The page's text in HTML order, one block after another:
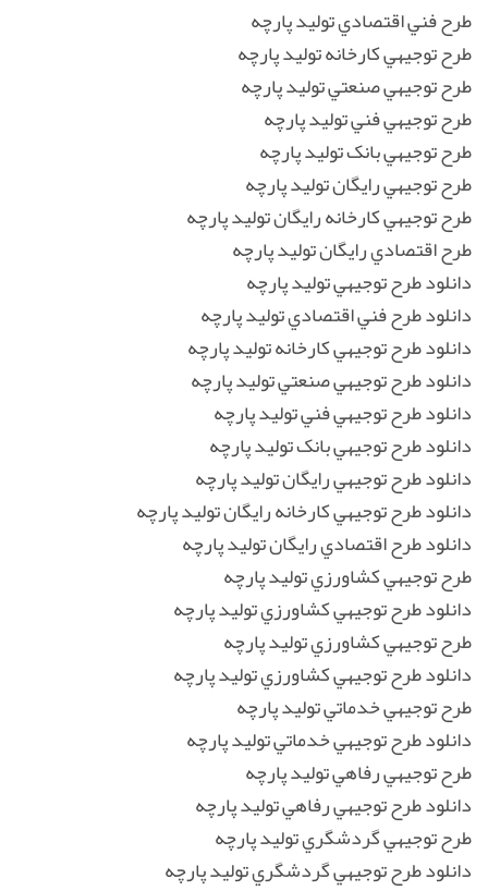
طرح فني اقتصادي توليد پارچه
طرح توجيهي کارخانه توليد پارچه
طرح توجيهي صنعتي توليد پارچه
طرح توجيهي فني توليد پارچه
طرح توجيهي بانک توليد پارچه
طرح توجيهي رايگان توليد پارچه
طرح توجيهي کارخانه رايگان توليد پارچه
طرح اقتصادي رايگان توليد پارچه
دانلود طرح توجيهي توليد پارچه
دانلود طرح فني اقتصادي توليد پارچه
دانلود طرح توجيهي کارخانه توليد پارچه
دانلود طرح توجيهي صنعتي توليد پارچه
دانلود طرح توجيهي فني توليد پارچه
دانلود طرح توجيهي بانک توليد پارچه
دانلود طرح توجيهي رايگان توليد پارچه
دانلود طرح توجيهي کارخانه رايگان توليد پارچه
دانلود طرح اقتصادي رايگان توليد پارچه
طرح توجيهي کشاورزي توليد پارچه
دانلود طرح توجيهي کشاورزي توليد پارچه
طرح توجيهي کشاورزي توليد پارچه
دانلود طرح توجيهي کشاورزي توليد پارچه
طرح توجيهي خدماتي توليد پارچه
دانلود طرح توجيهي خدماتي توليد پارچه
طرح توجيهي رفاهي توليد پارچه
دانلود طرح توجيهي رفاهي توليد پارچه
طرح توجيهي گردشگري توليد پارچه
دانلود طرح توجيهي گردشگري توليد پارچه